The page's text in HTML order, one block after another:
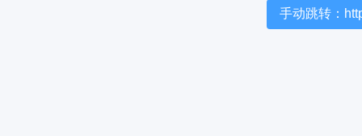
手动跳转：